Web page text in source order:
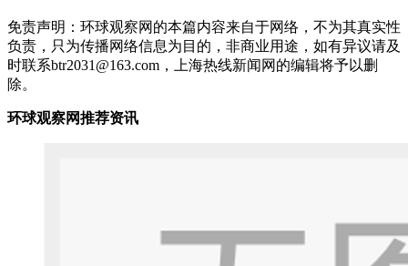
免责声明：环球观察网的本篇内容来自于网络，不为其真实性
负责，只为传播网络信息为目的，非商业用途，如有异议请及
时联系btr2031@163.com，上海热线新闻网的编辑将予以删
除。
环球观察网推荐资讯